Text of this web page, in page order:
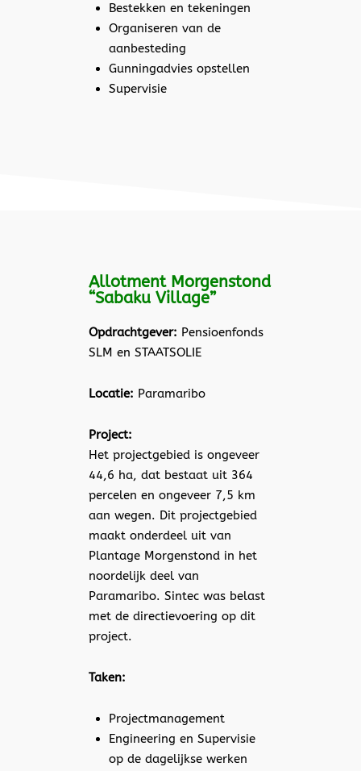
Bestekken en tekeningen
Organiseren van de
aanbesteding
Gunningadvies opstellen
Supervisie
Allotment Morgenstond
“Sabaku Village”
Opdrachtgever: Pensioenfonds
SLM en STAATSOLIE
Locatie: Paramaribo
Project:
Het projectgebied is ongeveer
44,6 ha, dat bestaat uit 364
percelen en ongeveer 7,5 km
aan wegen. Dit projectgebied
maakt onderdeel uit van
Plantage Morgenstond in het
noordelijk deel van
Paramaribo. Sintec was belast
met de directievoering op dit
project.
Taken:
Projectmanagement
Engineering en Supervisie
op de dagelijkse werken